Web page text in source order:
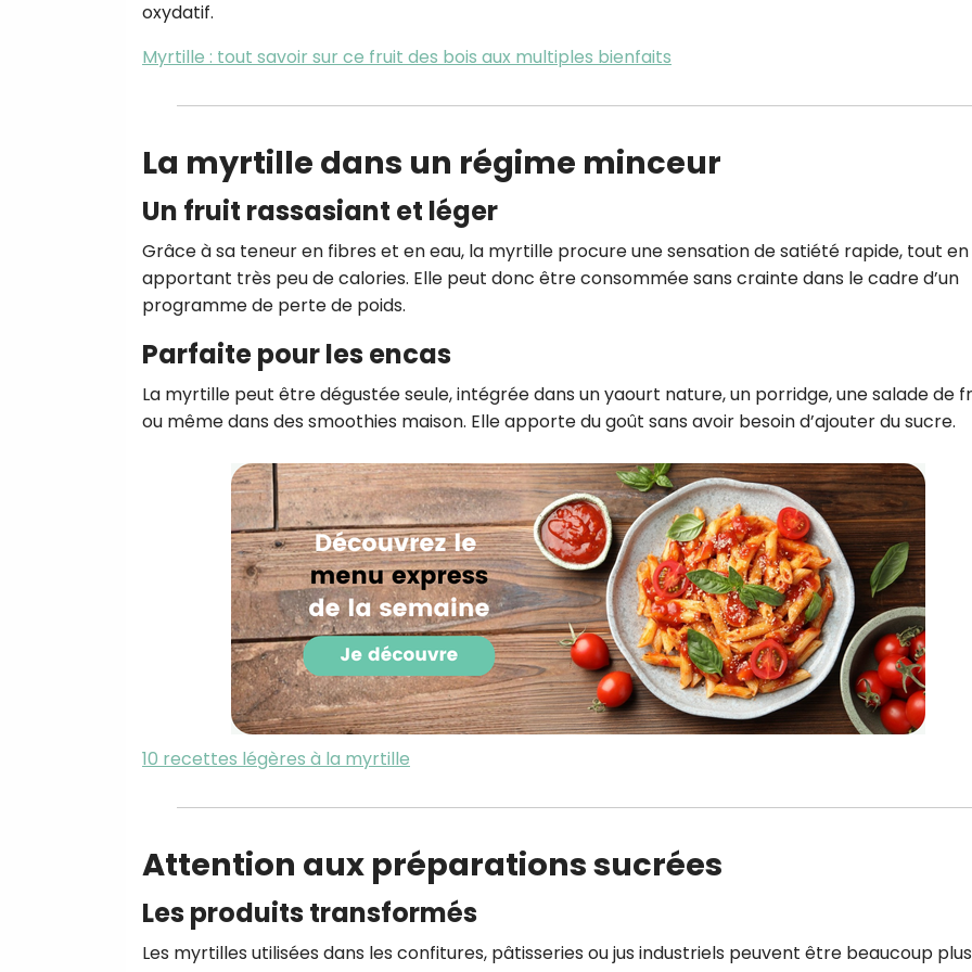
oxydatif.
Myrtille : tout savoir sur ce fruit des bois aux multiples bienfaits
La myrtille dans un régime minceur
Un fruit rassasiant et léger
Grâce à sa teneur en fibres et en eau, la myrtille procure une sensation de satiété rapide, tout en
apportant très peu de calories. Elle peut donc être consommée sans crainte dans le cadre d’un
programme de perte de poids.
Parfaite pour les encas
La myrtille peut être dégustée seule, intégrée dans un yaourt nature, un porridge, une salade de
ou même dans des smoothies maison. Elle apporte du goût sans avoir besoin d’ajouter du sucre.
10 recettes légères à la myrtille
Attention aux préparations sucrées
Les produits transformés
Les myrtilles utilisées dans les confitures, pâtisseries ou jus industriels peuvent être beaucoup plus